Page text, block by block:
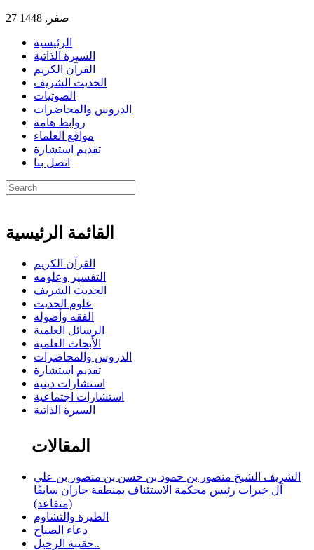
27 صفر, 1448
الرئيسية
السيرة الذاتية
القرآن الكريم
الحديث الشريف
الصوتيات
الدروس والمحاضرات
روابط هامة
مواقع العلماء
تقديم استشارة
اتصل بنا
القائمة الرئيسية
القرآن الكريم
التفسير وعلومه
الحديث الشريف
علوم الحديث
الفقه وأصوله
الرسائل العلمية
الأبحاث العلمية
الدروس والمحاضرات
تقديم استشارة
استشارات دينية
استشارات اجتماعية
السيرة الذاتية
المقالات
الشريف الشيخ منصور بن حمود بن حسن بن منصور بن علي
آل خيرات رئيس محكمة الاستئناف بمنطقة جازان سابقًا
(متقاعد)
الطيرة والتشاوم
دعاء الصباح
حقيبة الرحيل..